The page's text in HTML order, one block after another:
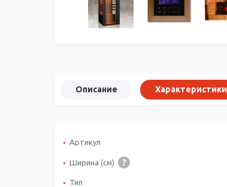
Описание Характеристики
Артикул
Ширина (см)
Тип